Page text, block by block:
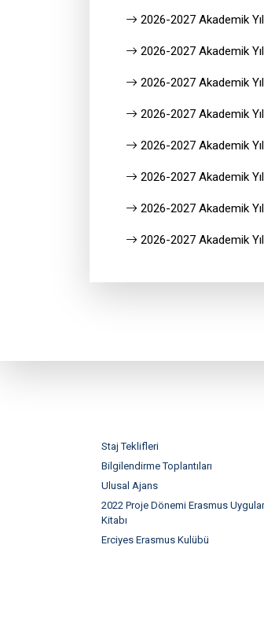
2026-2027 Akademik
2026-2027 Akademik
2026-2027 Akademik
2026-2027 Akademik
2026-2027 Akademik
2026-2027 Akademik
2026-2027 Akademik
2026-2027 Akademik
Staj Teklifleri
Bilgilendirme Toplantıları
Ulusal Ajans
2022 Proje Dönemi Erasmus
Kitabı
Erciyes Erasmus Kulübü